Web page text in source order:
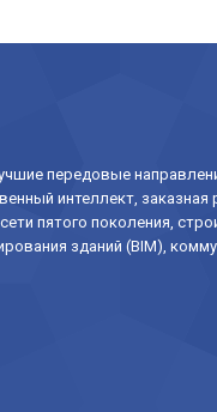
передовые
интеллект, заказная
пятого поколения,
зданий (BIM),